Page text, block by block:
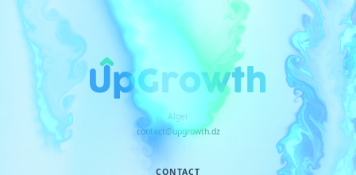
Alger
contact@upgrowth.dz
CONTACT